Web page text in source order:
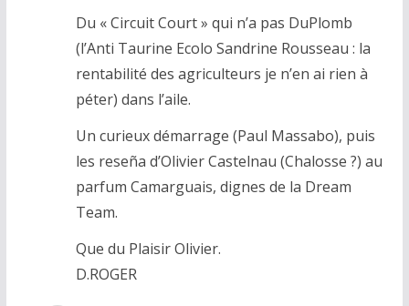
Du « Circuit Court » qui n’a pas DuPlomb
(l’Anti Taurine Ecolo Sandrine Rousseau : la
rentabilité des agriculteurs je n’en ai rien à
péter) dans l’aile.
Un curieux démarrage (Paul Massabo), puis
les reseña d’Olivier Castelnau (Chalosse ?) au
parfum Camarguais, dignes de la Dream
Team.
Que du Plaisir Olivier.
D.ROGER